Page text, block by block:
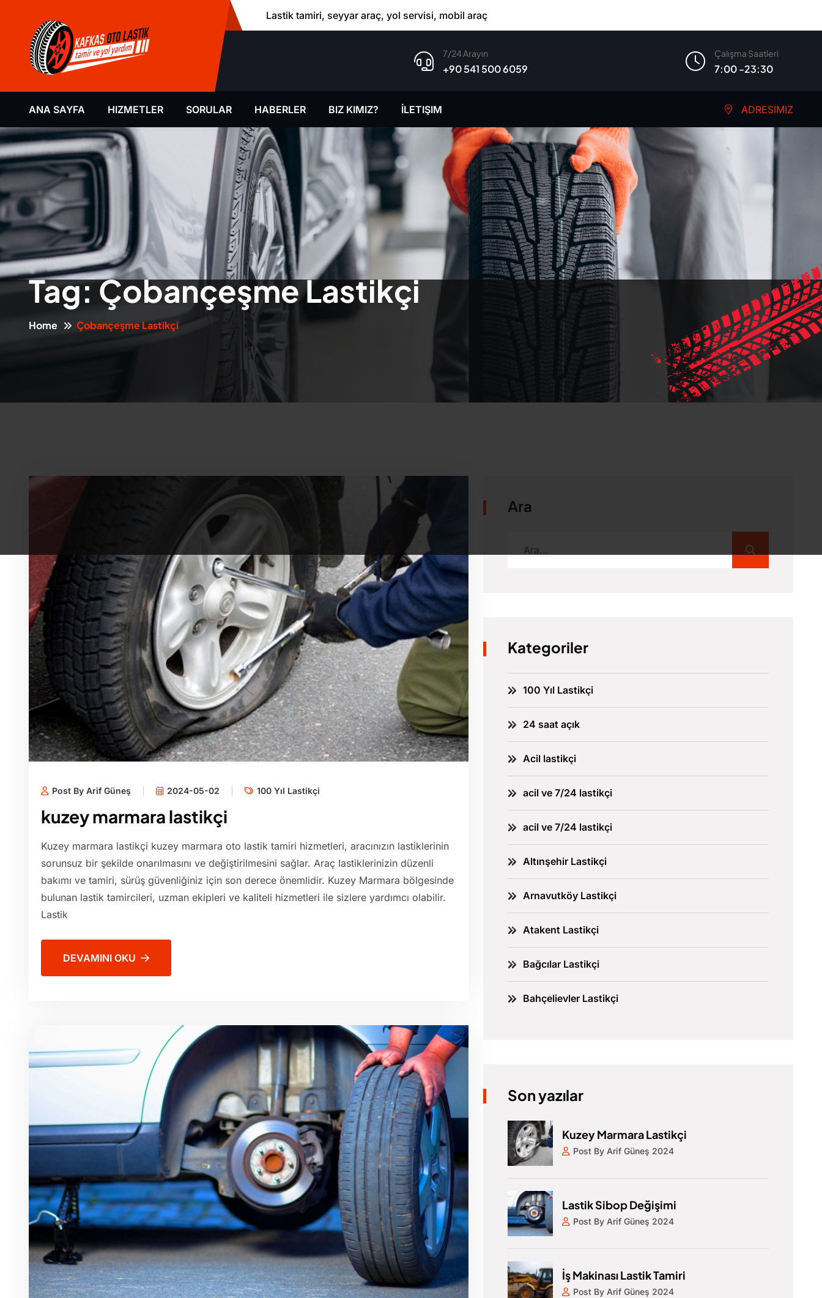
Lastik tamiri, seyyar araç, yol servisi, mobil araç
7/24 Arayın
+90 541 500 6059
Çalışma Saatleri
7:00 -23:30
ANA SAYFA HIZMETLER SORULAR HABERLER BIZ KIMIZ? İLETIŞIM ADRESIMIZ
Tag:Çobançeşme Lastikçi
Home Çobançeşme Lastikçi
Post By Arif Güneş 2024-05-02 100 Yıl Lastikçi
kuzey marmara lastikçi
Kuzey marmara lastikçi kuzey marmara oto lastik tamiri hizmetleri, aracınızın lastiklerinin
sorunsuz bir şekilde onarılmasını ve değiştirilmesini sağlar. Araç lastiklerinizin düzenli
bakımı ve tamiri, sürüş güvenliğiniz için son derece önemlidir. Kuzey Marmara bölgesinde
bulunan lastik tamircileri, uzman ekipleri ve kaliteli hizmetleri ile sizlere yardımcı olabilir.
Lastik
DEVAMINI OKU
Ara
Kategoriler
100 Yıl Lastikçi
24 saat açık
Acil lastikçi
acil ve 7/24 lastikçi
acil ve 7/24 lastikçi
Altınşehir Lastikçi
Arnavutköy Lastikçi
Atakent Lastikçi
Bağcılar Lastikçi
Bahçelievler Lastikçi
Son yazılar
Kuzey Marmara Lastikçi
Post By Arif Güneş 2024
Lastik Sibop Değişimi
Post By Arif Güneş 2024
İş Makinası Lastik Tamiri
Post By Arif Güneş 2024